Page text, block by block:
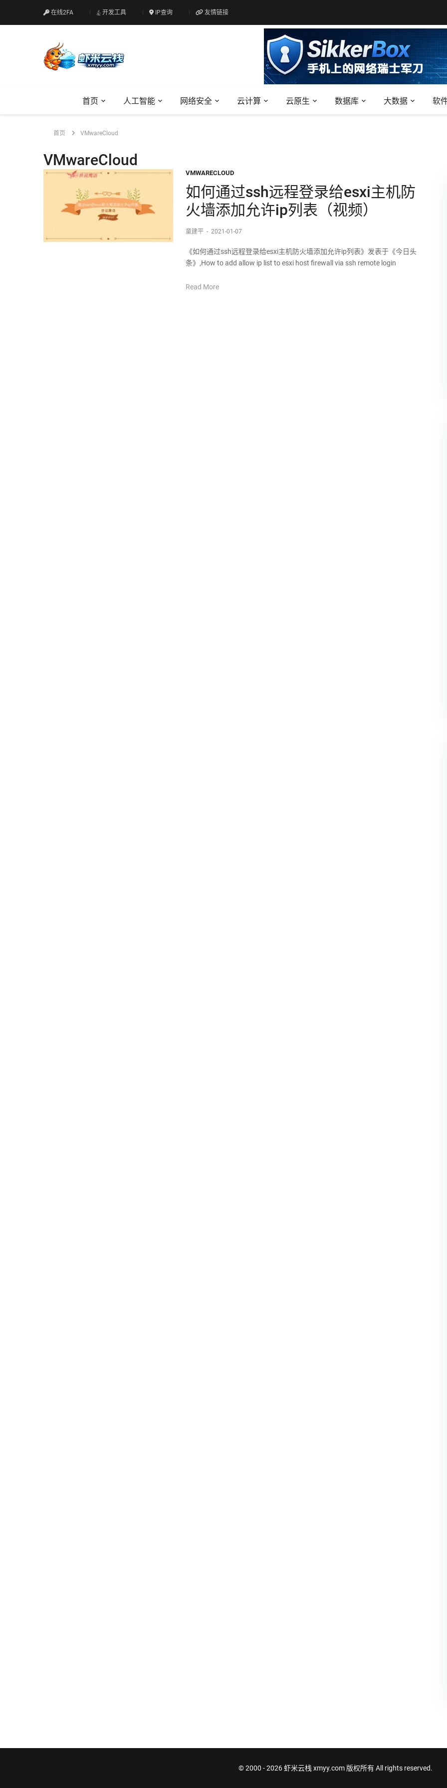
在线2FA 开发工具 IP查询 友情链接
首页 人工智能 网络安全 云计算 云原生 数据库 大数据 软
首页 VMwareCloud
VMwareCloud
VMWARECLOUD
如何通过ssh远程登录给esxi主机防
火墙添加允许ip列表（视频）
童建平 - 2021-01-07
《如何通过ssh远程登录给esxi主机防火墙添加允许ip列表》发表于《今日头
条》,How to add allow ip list to esxi host firewall via ssh remote login
Read More
© 2000 - 2026 虾米云栈 xmyy.com版权所有 All rights reserved.